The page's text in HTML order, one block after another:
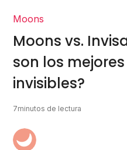
Moons
Moons vs.
son los
invisibles?
7minutos de lectura